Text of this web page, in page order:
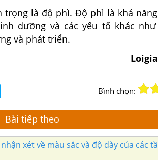
là độ phì. Độ phì là khả năng
dưỡng và các yếu tố khác
và phát triển.
Bình chọn:
Bài tiếp theo
xét về màu sắc và độ dày của các